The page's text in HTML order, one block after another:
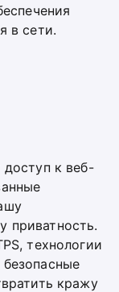
в сети.
доступ к веб-
технологии
кражу